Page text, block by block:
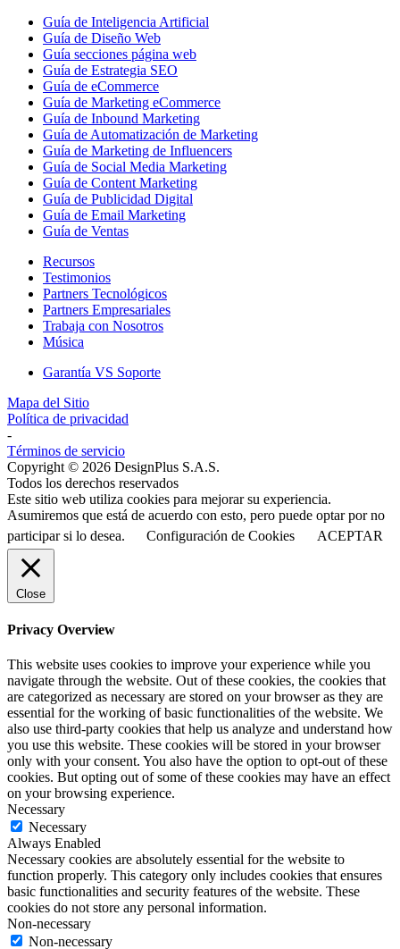
Guía de Inteligencia Artificial
Guía de Diseño Web
Guía secciones página web
Guía de Estrategia SEO
Guía de eCommerce
Guía de Marketing eCommerce
Guía de Inbound Marketing
Guía de Automatización de Marketing
Guía de Marketing de Influencers
Guía de Social Media Marketing
Guía de Content Marketing
Guía de Publicidad Digital
Guía de Email Marketing
Guía de Ventas
Recursos
Testimonios
Partners Tecnológicos
Partners Empresariales
Trabaja con Nosotros
Música
Garantía VS Soporte
Mapa del Sitio
Política de privacidad
-
Términos de servicio
Copyright © 2026 DesignPlus S.A.S.
Todos los derechos reservados
Este sitio web utiliza cookies para mejorar su experiencia.
Asumiremos que está de acuerdo con esto, pero puede optar por no
participar si lo desea.
Configuración de Cookies ACEPTAR
Close
Privacy Overview
This website uses cookies to improve your experience while you
navigate through the website. Out of these cookies, the cookies that
are categorized as necessary are stored on your browser as they are
essential for the working of basic functionalities of the website. We
also use third-party cookies that help us analyze and understand how
you use this website. These cookies will be stored in your browser
only with your consent. You also have the option to opt-out of these
cookies. But opting out of some of these cookies may have an effect
on your browsing experience.
Necessary
Necessary
Always Enabled
Necessary cookies are absolutely essential for the website to
function properly. This category only includes cookies that ensures
basic functionalities and security features of the website. These
cookies do not store any personal information.
Non-necessary
Non-necessary